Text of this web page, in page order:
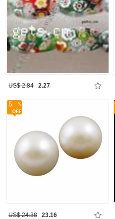
US$ 2.84 2.27
5
US$ 24.38 23.16